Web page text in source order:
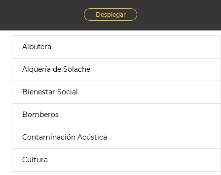
Desplegar
Albufera
Alquería de Solache
Bienestar Social
Bomberos
Contaminación Acústica
Cultura